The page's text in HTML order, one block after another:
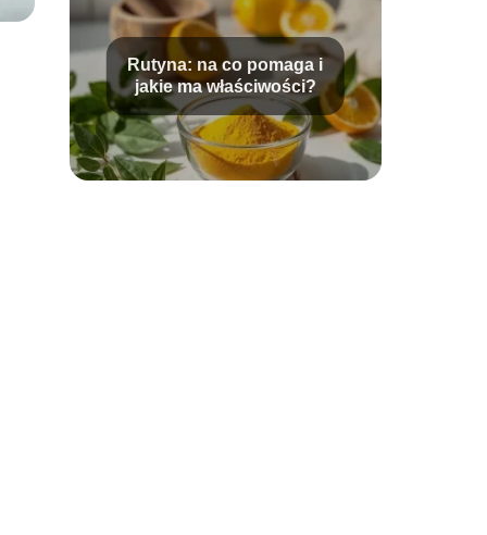
Rutyna: na co pomaga i
jakie ma właściwości?